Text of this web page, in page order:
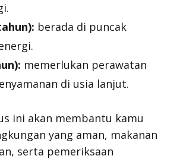
berada di puncak
memerlukan perawatan
di usia lanjut.
ini akan membantu kamu
yang aman, makanan
serta pemeriksaan